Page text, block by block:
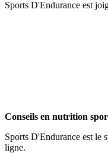
Sports D'Endurance est
Conseils en nutrition
Sports D'Endurance est le
ligne.